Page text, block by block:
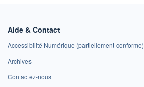
Aide & Contact
Accessibilité Numérique (partiellement conforme)
Archives
Contactez-nous